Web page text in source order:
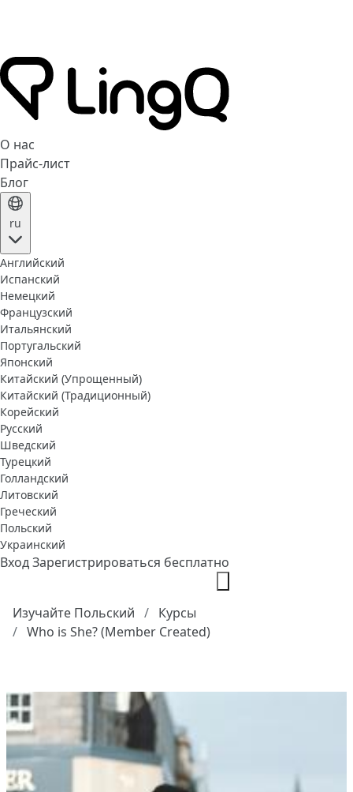
О нас
Прайс-лист
Блог
ru
Английский
Испанский
Немецкий
Французский
Итальянский
Португальский
Японский
Китайский (Упрощенный)
Китайский (Традиционный)
Корейский
Русский
Шведский
Турецкий
Голландский
Литовский
Греческий
Польский
Украинский
ВходЗарегистрироваться бесплатно
Изучайте Польский
Курсы
Who is She? (Member Created)